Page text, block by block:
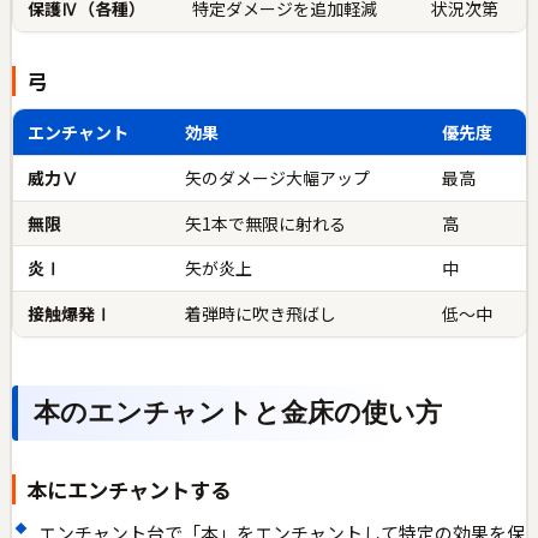
保護Ⅳ（各種） 特定ダメージを追加軽減 状況次第
弓
エンチャント 効果
優先度
威力Ⅴ
矢のダメージ大幅アップ
最高
無限
矢1本で無限に射れる
高
炎Ⅰ
矢が炎上
中
接触爆発Ⅰ
着弾時に吹き飛ばし 低〜中
本のエンチャントと金床の使い方
本にエンチャントする
エンチャント台で「本」をエンチャントして特定の効果を保